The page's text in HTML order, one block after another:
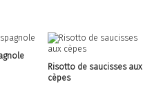
Risotto de saucisses aux
cèpes